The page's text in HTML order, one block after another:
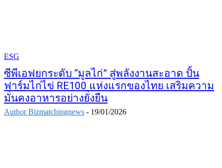
ESG
ซีพีเอฟยกระดับ “มูลไก่” สู่พลังงานสะอาด ปั้น
ฟาร์มไก่ไข่ RE100 แห่งแรกของไทย เสริมความ
มั่นคงอาหารอย่างยั่งยืน
Author Bizmatchingnews - 19/01/2026